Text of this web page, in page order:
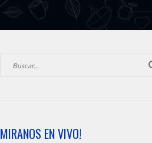
MIRANOS EN VIVO!